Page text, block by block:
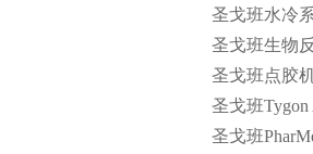
圣戈班水冷
圣戈班生物
圣戈班点胶
圣戈班
圣戈班